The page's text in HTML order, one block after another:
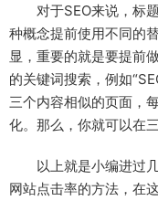
对于SEO来说，标题
种概念提前使用不同的
显，重要的就是要提前
的关键词搜索，例如
三个内容相似的页面，
化。那么，你就可以在
以上就是小编进过几
网站点击率的方法，在